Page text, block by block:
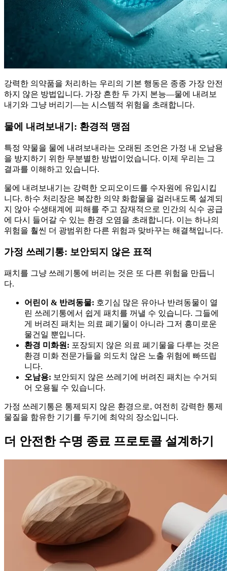
강력한 의약품을 처리하는 우리의 기본 행동은 종종 가장 안전
하지 않은 방법입니다. 가장 흔한 두 가지 본능—물에 내려보
내기와 그냥 버리기—는 시스템적 위험을 초래합니다.
물에 내려보내기: 환경적 맹점
특정 약물을 물에 내려보내라는 오래된 조언은 가정 내 오남용
을 방지하기 위한 무분별한 방법이었습니다. 이제 우리는 그
결과를 이해하고 있습니다.
물에 내려보내기는 강력한 오피오이드를 수자원에 유입시킵
니다. 하수 처리장은 복잡한 의약 화합물을 걸러내도록 설계되
지 않아 수생태계에 피해를 주고 잠재적으로 인간의 식수 공급
에 다시 들어갈 수 있는 환경 오염을 초래합니다. 이는 하나의
위험을 훨씬 더 광범위한 다른 위험과 맞바꾸는 해결책입니다.
가정 쓰레기통: 보안되지 않은 표적
패치를 그냥 쓰레기통에 버리는 것은 또 다른 위험을 만듭니
다.
어린이 & 반려동물: 호기심 많은 유아나 반려동물이 열
린 쓰레기통에서 쉽게 패치를 꺼낼 수 있습니다. 그들에
게 버려진 패치는 의료 폐기물이 아니라 그저 흥미로운
물건일 뿐입니다.
환경 미화원: 포장되지 않은 의료 폐기물을 다루는 것은
환경 미화 전문가들을 의도치 않은 노출 위험에 빠뜨립
니다.
오남용: 보안되지 않은 쓰레기에 버려진 패치는 수거되
어 오용될 수 있습니다.
가정 쓰레기통은 통제되지 않은 환경으로, 여전히 강력한 통제
물질을 함유한 기기를 두기에 최악의 장소입니다.
더 안전한 수명 종료 프로토콜 설계하기